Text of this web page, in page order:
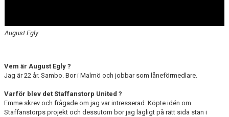
August Egly
Vem är August Egly ?
Jag är 22 år. Sambo. Bor i Malmö och jobbar som låneförmedlare.
Varför blev det Staffanstorp United ?
Emme skrev och frågade om jag var intresserad. Köpte idén om
Staffanstorps projekt och dessutom bor jag lägligt på rätt sida stan i